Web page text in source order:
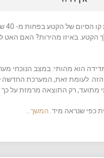
הקטע. באיזו מהירות? האם
לעומת זאת, המערכת החדשה
מתועד, רק התוצאה מרמזת על כך
כפי שנראה מיד. המשך…